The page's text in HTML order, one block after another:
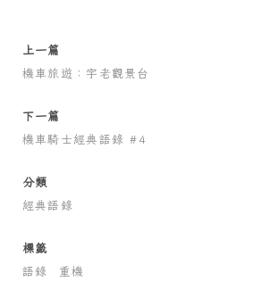
上一篇
機車旅遊：宇老觀景台
下一篇
機車騎士經典語錄 #4
分類
經典語錄
標籤
語錄
重機